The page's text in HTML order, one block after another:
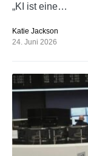
„KI ist eine…
Katie Jackson
24. Juni 2026